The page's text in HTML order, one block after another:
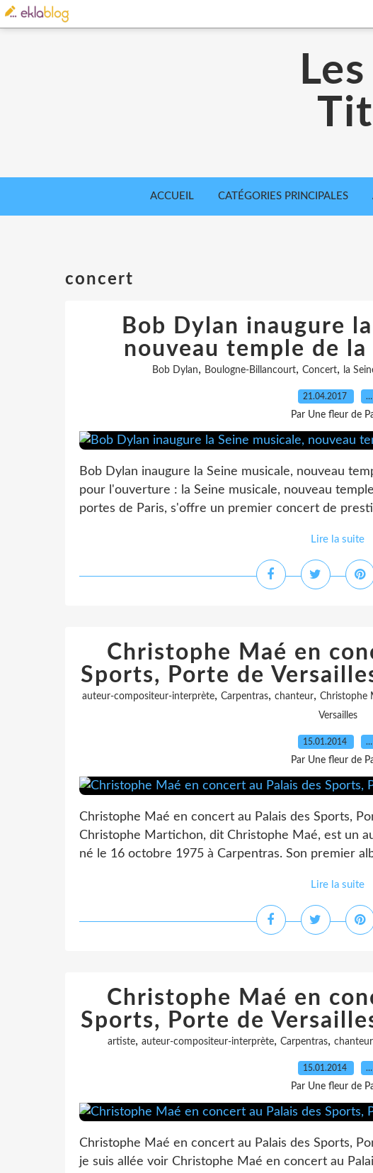
ACCUEIL CATÉGORIES PRINCIPALES
concert
Bob Dylan inaugure
nouveau temple de la
Bob Dylan, Boulogne-Billancourt, Concert, la
21.04.2017 …
Par Une fleur de
Bob Dylan inaugure la Seine musicale, nouveau
pour l'ouverture : la Seine musicale, nouveau
portes de Paris, s'offre un premier concert de
Lire la suite
Christophe Maé en
Sports, Porte de
auteur-compositeur-interprète, Carpentras, chanteur, Christophe
Versailles
15.01.2014 …
Par Une fleur de
Christophe Maé en concert au Palais des Sports,
Christophe Martichon, dit Christophe Maé, est un
né le 16 octobre 1975 à Carpentras. Son premier
Lire la suite
Christophe Maé en
Sports, Porte de
artiste, auteur-compositeur-interprète, Carpentras, chanteur
15.01.2014 …
Par Une fleur de
Christophe Maé en concert au Palais des Sports,
je suis allée voir Christophe Maé en concert au